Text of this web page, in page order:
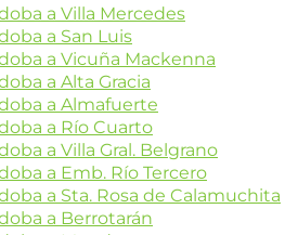
a Villa Mercedes
a San Luis
a Vicuña Mackenna
a Alta Gracia
a Almafuerte
a Río Cuarto
a Villa Gral. Belgrano
a Emb. Río Tercero
a Sta. Rosa de Calamuchita
a Berrotarán